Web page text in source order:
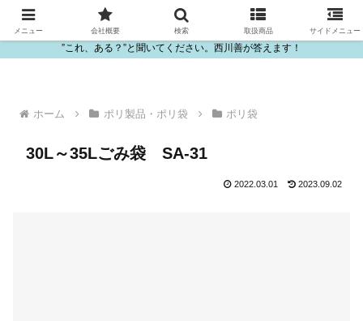
ビニール・プラスチック製品の卸販売は西川善
”これ、ある？”と聞いてください。西川善が答えます！
ホーム ポリ製品・ポリ袋 ポリ袋
30L～35Lごみ袋 SA-31
2022.03.01 2023.09.02
メニュー 会社概要 検索 取扱商品 サイドメニュー